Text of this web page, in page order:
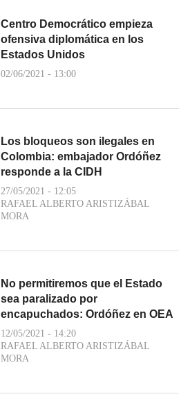
Centro Democrático empieza
ofensiva diplomática en los
Estados Unidos
02/06/2021 - 13:00
Los bloqueos son ilegales en
Colombia: embajador Ordóñez
responde a la CIDH
27/05/2021 - 12:05
RAFAEL ALBERTO ARISTIZÁBAL
MORA
No permitiremos que el Estado
sea paralizado por
encapuchados: Ordóñez en OEA
12/05/2021 - 14:20
RAFAEL ALBERTO ARISTIZÁBAL
MORA